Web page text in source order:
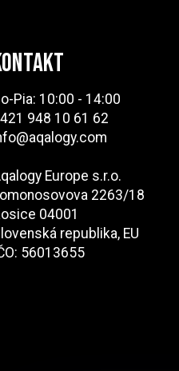
Pia: 10:00 - 14:00
948 10 61 62
Europe s.r.o.
2263/18
04001
republika, EU
56013655